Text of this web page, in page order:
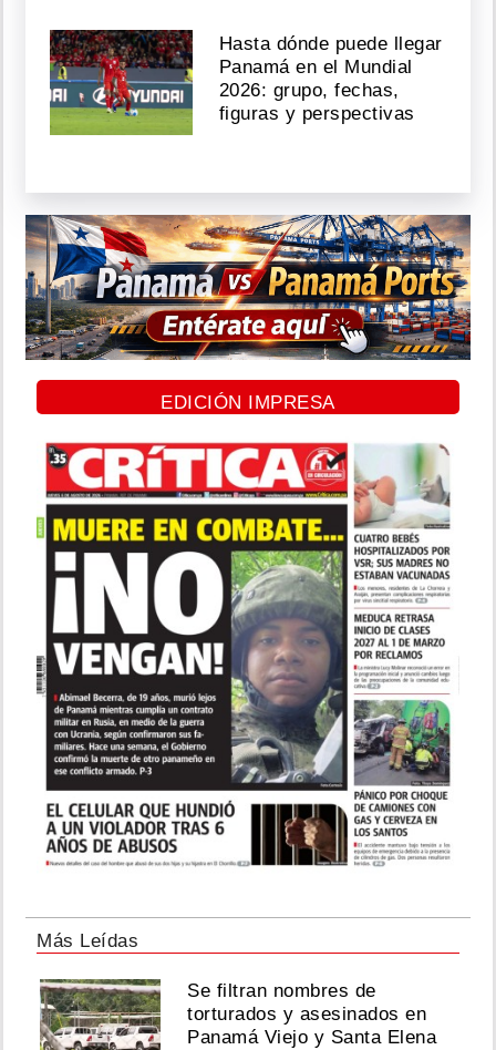
Hasta dónde puede llegar
Panamá en el Mundial
2026: grupo, fechas,
figuras y perspectivas
EDICIÓN IMPRESA
Más Leídas
Se filtran nombres de
torturados y asesinados en
Panamá Viejo y Santa Elena